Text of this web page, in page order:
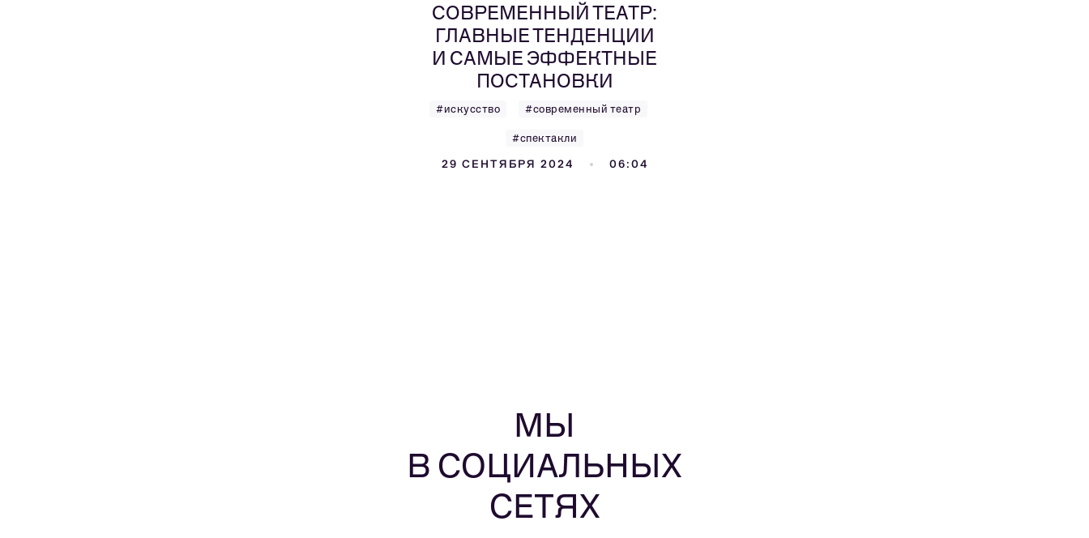
СОВРЕМЕННЫЙ ТЕАТР:
ГЛАВНЫЕ ТЕНДЕНЦИИ
И САМЫЕ ЭФФЕКТНЫЕ
ПОСТАНОВКИ
#искусство #современный театр
#спектакли
29 СЕНТЯБРЯ 2024 06:04
МЫ
В СОЦИАЛЬНЫХ
СЕТЯХ